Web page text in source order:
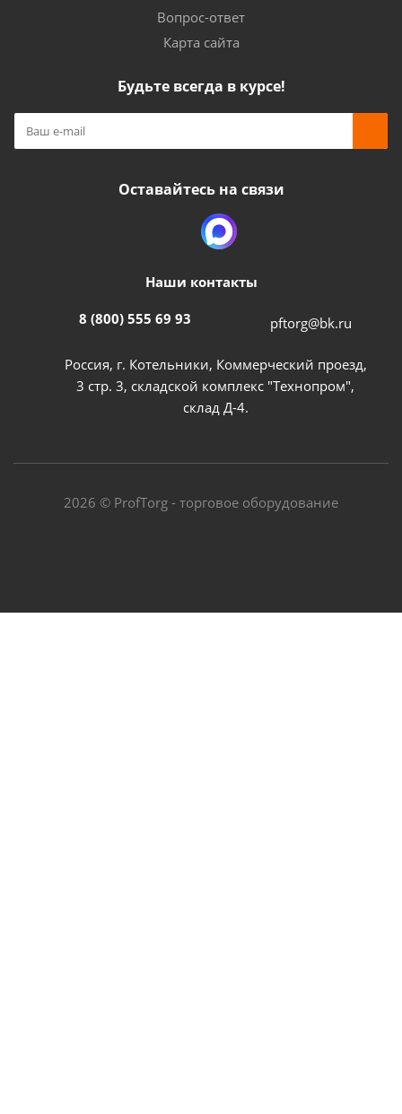
Вопрос-ответ
Карта сайта
Будьте всегда в курсе!
Оставайтесь на связи
Наши контакты
8 (800) 555 69 93 pftorg@bk.ru
Россия, г. Котельники, Коммерческий проезд,
3 стр. 3, складской комплекс "Технопром",
склад Д-4.
2026 © ProfTorg - торговое оборудование